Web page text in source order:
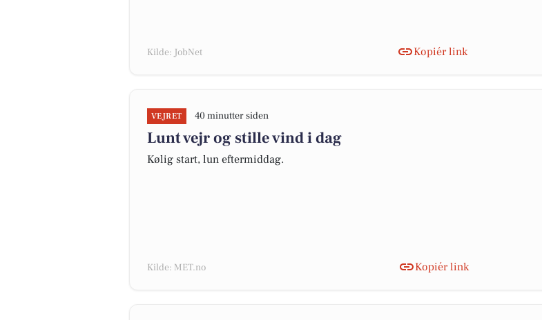
Kilde: JobNet Kopiér link
VEJRET 40 minutter siden
Lunt vejr og stille vind i dag
Kølig start, lun eftermiddag.
Kilde: MET.no Kopiér link